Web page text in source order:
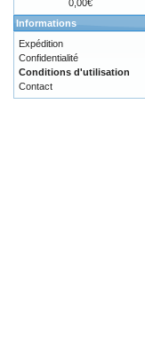
0,00€
Informations
Expédition
Confidentialité
Conditions d'utilisation
Contact